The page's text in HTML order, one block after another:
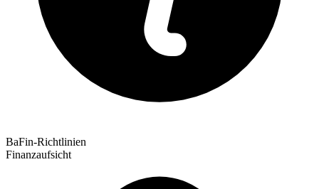
BaFin-Richtlinien
Finanzaufsicht